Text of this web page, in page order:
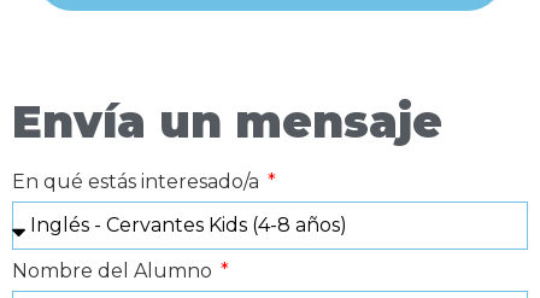
Envía un mensaje
En qué estás interesado/a
Nombre del Alumno